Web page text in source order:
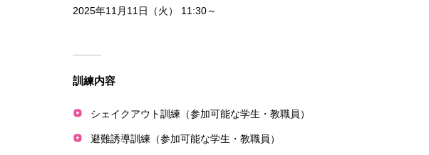
2025年11月11日（火） 11:30～
訓練内容
シェイクアウト訓練（参加可能な学生・教職員）
避難誘導訓練（参加可能な学生・教職員）